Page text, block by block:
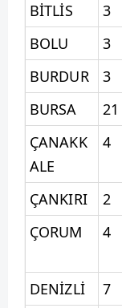
BİTLİS
3
BOLU
3
BURDUR
3
BURSA
21
ÇANAKK
ALE
4
ÇANKIRI 2
ÇORUM
4
DENİZLİ 7